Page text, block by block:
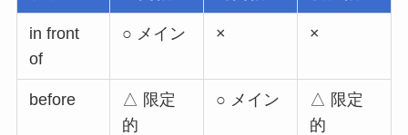
in front
of
○ メイン × ×
before
△ 限定
的
○ メイン
△ 限定
的